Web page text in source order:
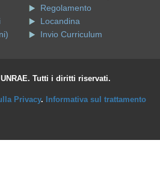
Regolamento
Locandina
Invio Curriculum
Tutti i diritti riservati.
Privacy. Informativa sul trattamento